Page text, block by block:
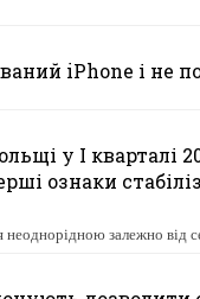
iPhone і не
у І кварталі
ознаки
неоднорідною залежно від